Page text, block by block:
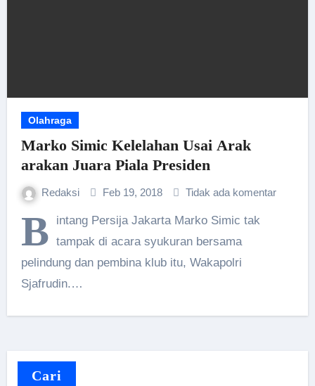
Olahraga
Marko Simic Kelelahan Usai Arak
arakan Juara Piala Presiden
Redaksi Feb 19, 2018 Tidak ada komentar
B
intang Persija Jakarta Marko Simic tak
tampak di acara syukuran bersama
pelindung dan pembina klub itu, Wakapolri
Sjafrudin.…
Cari